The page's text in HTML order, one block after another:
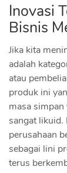
Inovasi
Bisnis
Jika kita
adalah
atau
produk ini
masa
sangat likuid.
perusahaan
sebagai lini
terus